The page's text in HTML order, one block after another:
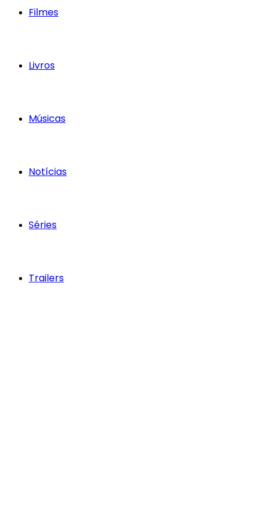
Filmes
Livros
Músicas
Notícias
Séries
Trailers